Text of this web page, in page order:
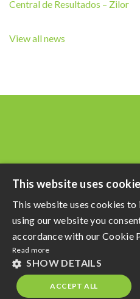
Central de Resultados – Zilor
View all news
Razão Social:
CNPJ da Matriz:
privacy policy
This website uses
This website uses cookies
using our website you
accordance with our Cookie
Read more
SHOW DETAILS
ACCEPT ALL